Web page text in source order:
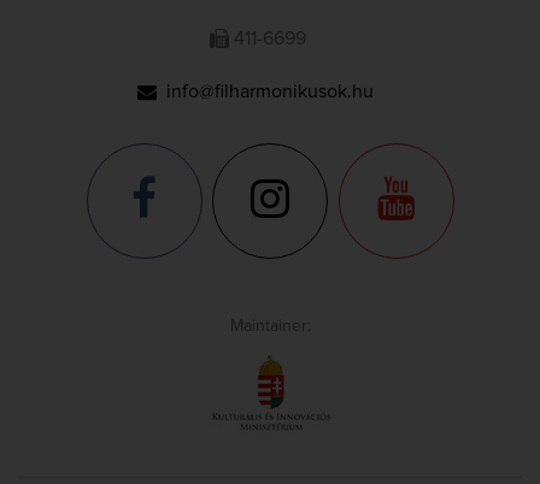
411-6699
info@filharmonikusok.hu
Maintainer: